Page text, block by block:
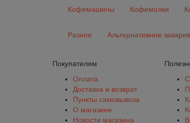
Кофемашины Кофемолки
Разное Альтернативное
Покупателям
Оплата
Доставка и возврат
Пункты самовывоза
О магазине
Новости магазина